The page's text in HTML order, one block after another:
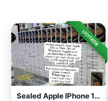
LICITAȚIE
Sealed Apple IPhone 15 Pro Max Factory U...